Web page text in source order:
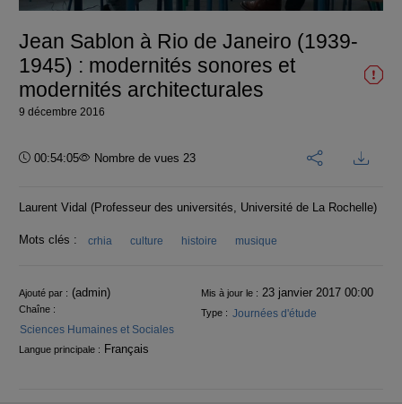
vidéo
Jean Sablon à Rio de Janeiro (1939-
1945) : modernités sonores et
modernités architecturales
9 décembre 2016
Durée :
00:54:05 Nombre de vues 23
Laurent Vidal (Professeur des universités, Université de La Rochelle)
Mots clés : crhia culture histoire musique
Informations
Ajouté par : (admin) Mis à jour le : 23 janvier 2017 00:00
Chaîne :
Sciences Humaines et Sociales
Type : Journées d'étude
Langue principale : Français